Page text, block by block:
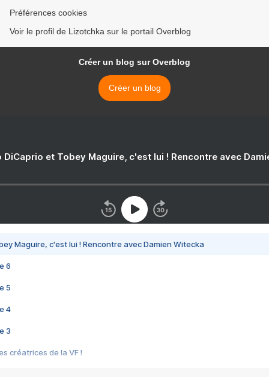
Préférences cookies
Voir le profil de Lizotchka sur le portail Overblog
Créer un blog sur Overblog
Créer un blog
DiCaprio et Tobey Maguire, c'est lui ! Rencontre avec
Maguire, c'est lui ! Rencontre avec Damien Witecka
6
5
4
3
créatrices de la VF !